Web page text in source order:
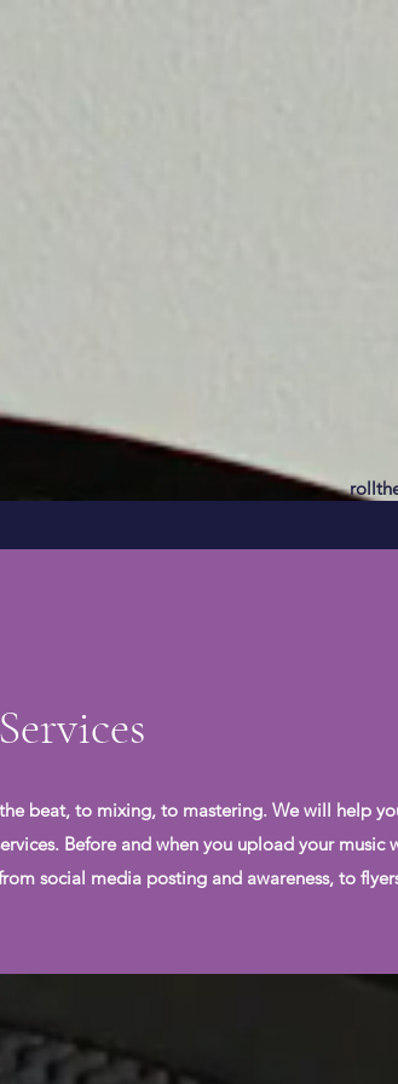
beat, to mixing, to mastering. We will help
Before and when you upload your music
social media posting and awareness, to